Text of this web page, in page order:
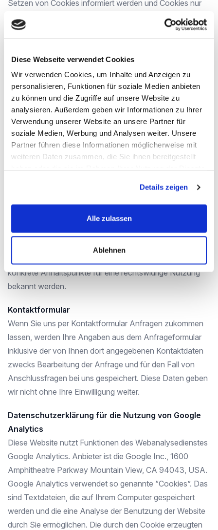
Diese Webseite verwendet Cookies
Wir verwenden Cookies, um Inhalte und Anzeigen zu
personalisieren, Funktionen für soziale Medien anbieten
zu können und die Zugriffe auf unsere Website zu
analysieren. Außerdem geben wir Informationen zu Ihrer
Verwendung unserer Website an unsere Partner für
soziale Medien, Werbung und Analysen weiter. Unsere
Partner führen diese Informationen möglicherweise mit
weiteren Daten zusammen, die Sie ihnen bereitgestellt
Details zeigen
Alle zulassen
Ablehnen
Setzen von Cookies informiert werden und Cookies nur
im Einzelfall erlauben, die Annahme von Cookies für
bestimmte Fälle oder generell ausschließen sowie das
Browser aktivieren. Bei der Deaktivierung von Cookies
kann die Funktionalität dieser Website eingeschränkt sein.
Server-Log-Files
Der Provider der Seiten erhebt und speichert automatisch
Informationen in so genannten Server-Log Files, die Ihr
Browser automatisch an uns übermittelt. Dies sind:
– Browsertyp und Browserversion
– Hostname des zugreifenden Rechners
– Uhrzeit der Serveranfrage
Diese Daten sind nicht bestimmten Personen zuordenbar.
Eine Zusammenführung dieser Daten mit anderen
Datenquellen wird nicht vorgenommen. Wir behalten uns
konkrete Anhaltspunkte für eine rechtswidrige Nutzung
bekannt werden.
Kontaktformular
Wenn Sie uns per Kontaktformular Anfragen zukommen
lassen, werden Ihre Angaben aus dem Anfrageformular
inklusive der von Ihnen dort angegebenen Kontaktdaten
zwecks Bearbeitung der Anfrage und für den Fall von
Anschlussfragen bei uns gespeichert. Diese Daten geben
wir nicht ohne Ihre Einwilligung weiter.
Datenschutzerklärung für die Nutzung von Google
Analytics
Diese Website nutzt Funktionen des Webanalysedienstes
Google Analytics. Anbieter ist die Google Inc., 1600
Amphitheatre Parkway Mountain View, CA 94043, USA.
Google Analytics verwendet so genannte “Cookies”. Das
sind Textdateien, die auf Ihrem Computer gespeichert
werden und die eine Analyse der Benutzung der Website
durch Sie ermöglichen. Die durch den Cookie erzeugten